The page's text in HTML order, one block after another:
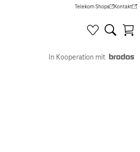
Telekom Shops
(Wird in einem neuen Tab
Kontakt
(Wird in
In Kooperation mit